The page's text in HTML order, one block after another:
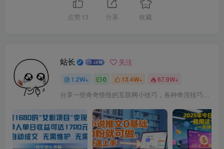
点赞 13 分享 收藏
站长 关注
1.2W+ 0 13.4W+ 67.9W+
分享一些奇奇怪怪的互联网小技巧，各种奇淫技巧都在本站。